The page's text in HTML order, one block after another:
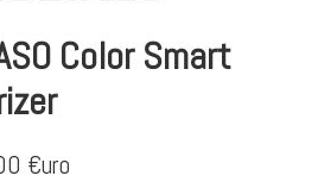
Color Smart
€uro